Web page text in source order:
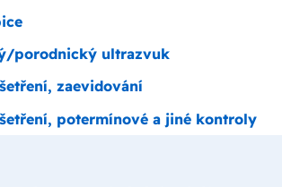
porodnický ultrazvuk
zaevidování
potermínové a jiné kontroly